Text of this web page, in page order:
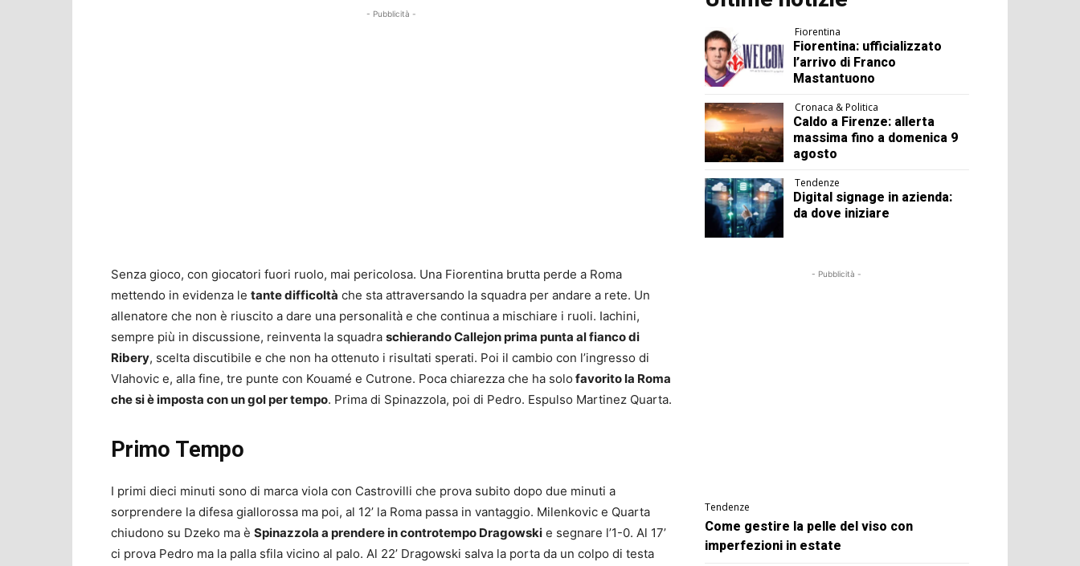
- Pubblicità -
Senza gioco, con giocatori fuori ruolo, mai pericolosa. Una Fiorentina brutta perde a Roma
mettendo in evidenza le tante difficoltà che sta attraversando la squadra per andare a rete. Un
allenatore che non è riuscito a dare una personalità e che continua a mischiare i ruoli. Iachini,
sempre più in discussione, reinventa la squadra schierando Callejon prima punta al fianco di
Ribery, scelta discutibile e che non ha ottenuto i risultati sperati. Poi il cambio con l’ingresso di
Vlahovic e, alla fine, tre punte con Kouamé e Cutrone. Poca chiarezza che ha solo favorito la Roma
che si è imposta con un gol per tempo. Prima di Spinazzola, poi di Pedro. Espulso Martinez Quarta.
Primo Tempo
I primi dieci minuti sono di marca viola con Castrovilli che prova subito dopo due minuti a
sorprendere la difesa giallorossa ma poi, al 12’ la Roma passa in vantaggio. Milenkovic e Quarta
chiudono su Dzeko ma è Spinazzola a prendere in controtempo Dragowski e segnare l’1-0. Al 17’
ci prova Pedro ma la palla sfila vicino al palo. Al 22’ Dragowski salva la porta da un colpo di testa
Fiorentina
Fiorentina: ufficializzato
l’arrivo di Franco
Mastantuono
Cronaca & Politica
Caldo a Firenze: allerta
massima fino a domenica 9
agosto
Tendenze
Digital signage in azienda:
da dove iniziare
- Pubblicità -
Tendenze
Come gestire la pelle del viso con
imperfezioni in estate